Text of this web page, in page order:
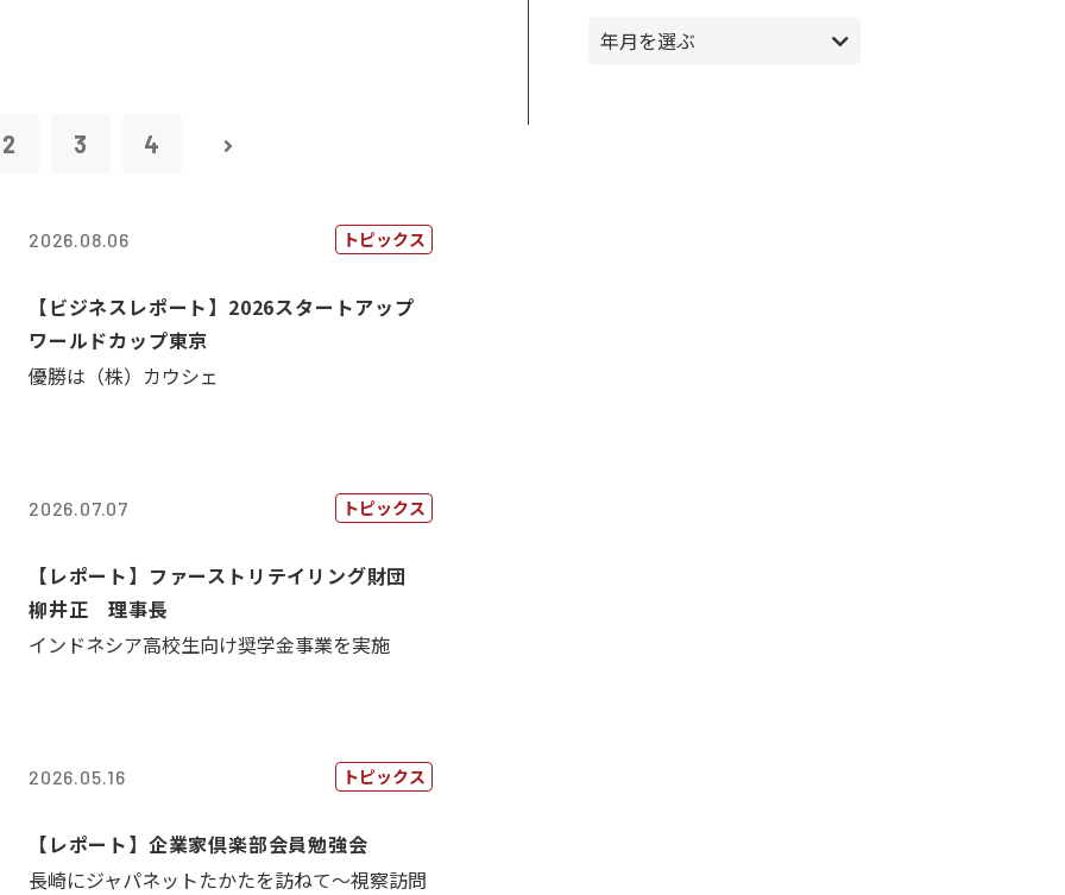
2 3 4
2026.08.06 トピックス
【ビジネスレポート】2026スタートアップ
ワールドカップ東京
優勝は（株）カウシェ
2026.07.07 トピックス
【レポート】ファーストリテイリング財団
柳井正 理事長
インドネシア高校生向け奨学金事業を実施
2026.05.16 トピックス
【レポート】企業家倶楽部会員勉強会
長崎にジャパネットたかたを訪ねて～視察訪問
年月を選ぶ